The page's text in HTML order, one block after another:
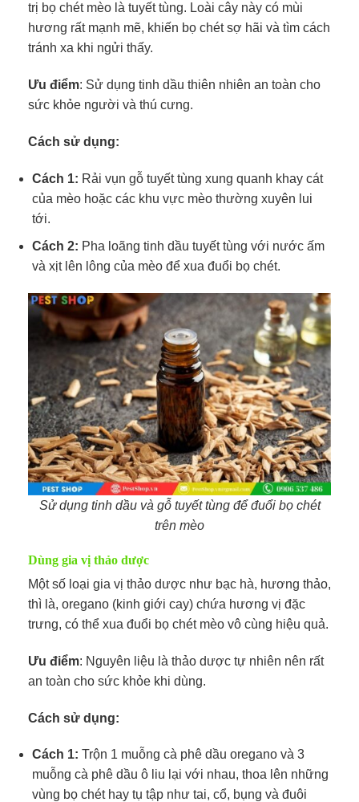
trị bọ chét mèo là tuyết tùng. Loài cây này có mùi
hương rất mạnh mẽ, khiến bọ chét sợ hãi và tìm cách
tránh xa khi ngửi thấy.
Ưu điểm: Sử dụng tinh dầu thiên nhiên an toàn cho
sức khỏe người và thú cưng.
Cách sử dụng:
Cách 1: Rải vụn gỗ tuyết tùng xung quanh khay cát
của mèo hoặc các khu vực mèo thường xuyên lui
tới.
Cách 2: Pha loãng tinh dầu tuyết tùng với nước ấm
và xịt lên lông của mèo để xua đuổi bọ chét.
Sử dụng tinh dầu và gỗ tuyết tùng để đuổi bọ chét
trên mèo
Dùng gia vị thảo dược
Một số loại gia vị thảo dược như bạc hà, hương thảo,
thì là, oregano (kinh giới cay) chứa hương vị đặc
trưng, có thể xua đuổi bọ chét mèo vô cùng hiệu quả.
Ưu điểm: Nguyên liệu là thảo dược tự nhiên nên rất
an toàn cho sức khỏe khi dùng.
Cách sử dụng:
Cách 1: Trộn 1 muỗng cà phê dầu oregano và 3
muỗng cà phê dầu ô liu lại với nhau, thoa lên những
vùng bọ chét hay tụ tập như tai, cổ, bụng và đuôi